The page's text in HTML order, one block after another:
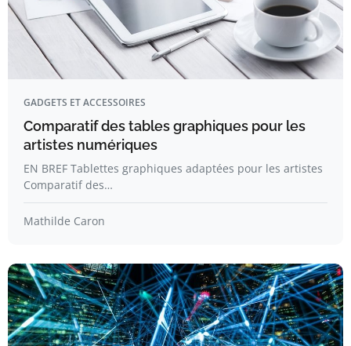
GADGETS ET ACCESSOIRES
Comparatif des tables graphiques pour les
artistes numériques
EN BREF Tablettes graphiques adaptées pour les artistes
Comparatif des…
Mathilde Caron